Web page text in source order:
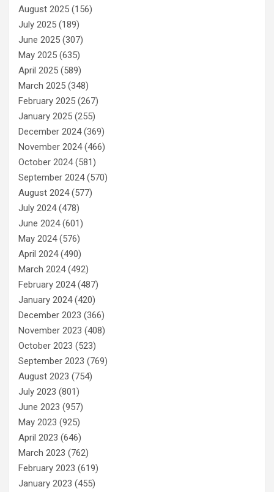
August 2025 (156)
July 2025 (189)
June 2025 (307)
May 2025 (635)
April 2025 (589)
March 2025 (348)
February 2025 (267)
January 2025 (255)
December 2024(369)
November 2024(466)
October 2024(581)
September 2024(570)
August 2024(577)
July 2024(478)
June 2024(601)
May 2024(576)
April 2024(490)
March 2024(492)
February 2024(487)
January 2024(420)
December 2023 (366)
November 2023 (408)
October 2023 (523)
September 2023 (769)
August 2023 (754)
July 2023 (801)
June 2023 (957)
May 2023 (925)
April 2023 (646)
March 2023 (762)
February 2023 (619)
January 2023 (455)